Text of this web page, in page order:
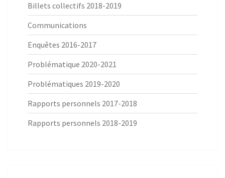
Billets collectifs 2018-2019
Communications
Enquêtes 2016-2017
Problématique 2020-2021
Problématiques 2019-2020
Rapports personnels 2017-2018
Rapports personnels 2018-2019